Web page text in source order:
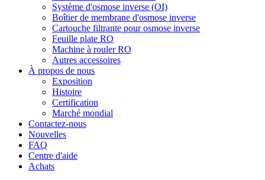
Système d'osmose inverse (OI)
Boîtier de membrane d'osmose inverse
Cartouche filtrante pour osmose inverse
Feuille plate RO
Machine à rouler RO
Autres accessoires
À propos de nous
Exposition
Histoire
Certification
Marché mondial
Contactez-nous
Nouvelles
FAQ
Centre d'aide
Achats